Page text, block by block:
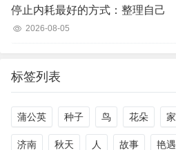
停止内耗最好的方式：整理自己
2026-08-05
标签列表
蒲公英 种子 鸟 花朵 家
济南 秋天 人 故事 艳遇